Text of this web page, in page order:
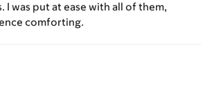
I was put at ease with all of them,
comforting.